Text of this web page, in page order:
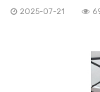
2025-07-21